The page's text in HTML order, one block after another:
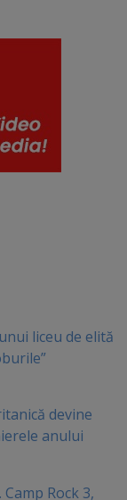
liceu de elită
devine
anului
Rock 3,